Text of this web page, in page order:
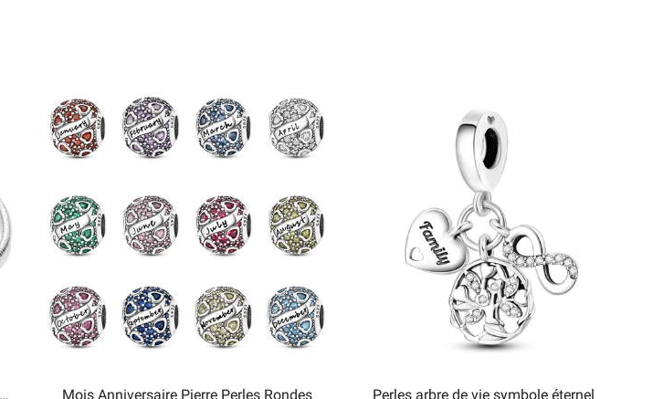
Mois Anniversaire Pierre Perles Rondes Perles arbre de vie symbole éternel